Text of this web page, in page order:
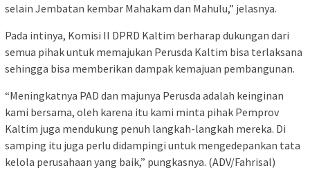
selain Jembatan kembar Mahakam dan Mahulu,” jelasnya.
Pada intinya, Komisi II DPRD Kaltim berharap dukungan dari
semua pihak untuk memajukan Perusda Kaltim bisa terlaksana
sehingga bisa memberikan dampak kemajuan pembangunan.
“Meningkatnya PAD dan majunya Perusda adalah keinginan
kami bersama, oleh karena itu kami minta pihak Pemprov
Kaltim juga mendukung penuh langkah-langkah mereka. Di
samping itu juga perlu didampingi untuk mengedepankan tata
kelola perusahaan yang baik,” pungkasnya. (ADV/Fahrisal)